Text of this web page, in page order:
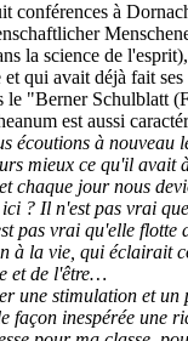
conférences à
la science de
qui avait déjà fait
le "Berner Schulblatt
est aussi
écoutions à nouveau
mieux ce qu'il avait
chaque jour nous
? Il n'est pas vrai
pas vrai qu'elle
à la vie, qui éclairait
et de l'être…
une stimulation et
façon inespérée une